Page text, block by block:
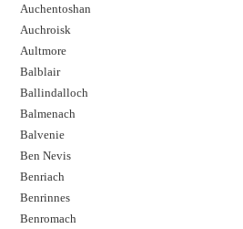
Auchentoshan
Auchroisk
Aultmore
Balblair
Ballindalloch
Balmenach
Balvenie
Ben Nevis
Benriach
Benrinnes
Benromach